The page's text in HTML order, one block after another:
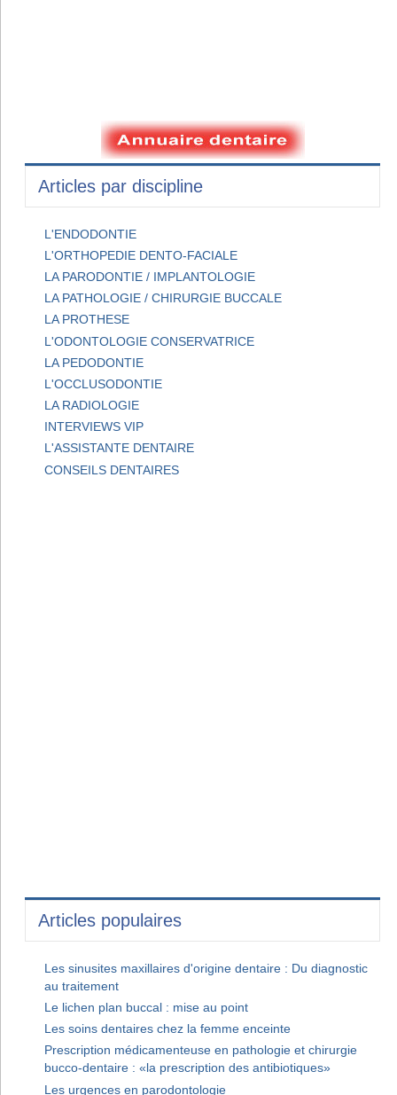
Articles par discipline
L'ENDODONTIE
L'ORTHOPEDIE DENTO-FACIALE
LA PARODONTIE / IMPLANTOLOGIE
LA PATHOLOGIE / CHIRURGIE BUCCALE
LA PROTHESE
L'ODONTOLOGIE CONSERVATRICE
LA PEDODONTIE
L'OCCLUSODONTIE
LA RADIOLOGIE
INTERVIEWS VIP
L'ASSISTANTE DENTAIRE
CONSEILS DENTAIRES
Articles populaires
Les sinusites maxillaires d'origine dentaire : Du diagnostic
au traitement
Le lichen plan buccal : mise au point
Les soins dentaires chez la femme enceinte
Prescription médicamenteuse en pathologie et chirurgie
bucco-dentaire : «la prescription des antibiotiques»
Les urgences en parodontologie